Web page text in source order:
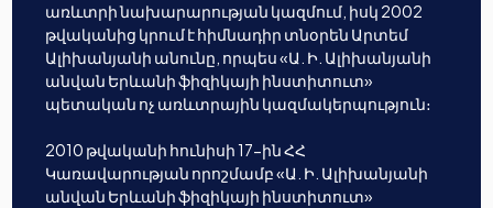
առևտրի նախարարության կազմում, իսկ 2002
թվականից կրում է հիմնադիր տնօրեն Արտեմ
Ալիխանյանի անունը, որպես «Ա. Ի. Ալիխանյանի
անվան Երևանի ֆիզիկայի ինստիտուտ»
պետական ոչ առևտրային կազմակերպություն։
2010 թվականի հունիսի 17-ին ՀՀ
Կառավարության որոշմամբ «Ա. Ի. Ալիխանյանի
անվան Երևանի ֆիզիկայի ինստիտուտ»